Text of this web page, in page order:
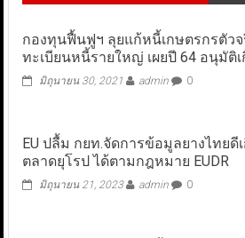
กองทุนฟื้นฟูฯ ลุยแก้หนี้เกษตรกรตัว
ทะเบียนหนี้รายใหญ่ เผยปี 64 อนุมัติ
มิถุนายน 30, 2021 admin 0
EU ปลื้ม กยท.จัดการข้อมูลยางไทยดี
ตลาดยุโรป ได้ตามกฎหมาย EUDR
มิถุนายน 21, 2023 admin 0